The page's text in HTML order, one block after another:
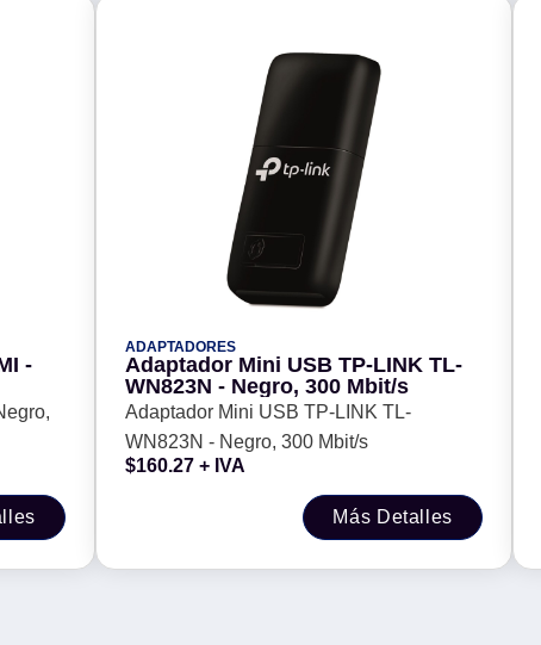
-
ADAPTADORES
Adaptador Mini USB TP-LINK TL-
WN823N - Negro, 300 Mbit/s
Adaptador Mini USB TP-LINK TL-
WN823N - Negro, 300 Mbit/s
$160.27 + IVA
Más Detalles